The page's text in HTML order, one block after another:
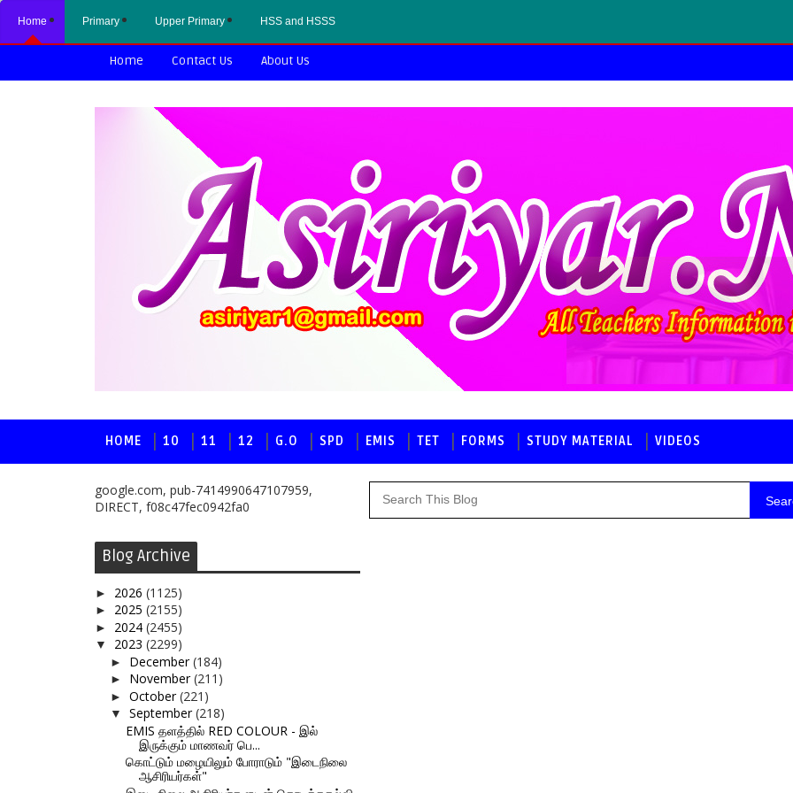
Home Primary Upper Primary HSS and HSSS
Home Contact Us About Us
HOME 10 11 12 G.O SPD EMIS TET FORMS STUDY MATERIAL VIDEOS
google.com, pub-7414990647107959,
DIRECT, f08c47fec0942fa0
Blog Archive
► 2026 (1125)
► 2025 (2155)
► 2024 (2455)
▼ 2023 (2299)
► December(184)
► November(211)
► October(221)
▼ September(218)
EMIS தளத்தில் RED COLOUR - இல்
இருக்கும் மாணவர் பெ...
கொட்டும் மழையிலும் போராடும் "இடைநிலை
ஆசிரியர்கள்"